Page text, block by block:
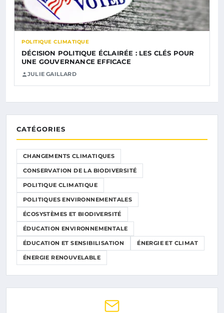
POLITIQUE CLIMATIQUE
DÉCISION POLITIQUE ÉCLAIRÉE : LES CLÉS POUR
UNE GOUVERNANCE EFFICACE
JULIE GAILLARD
CATÉGORIES
CHANGEMENTS CLIMATIQUES
CONSERVATION DE LA BIODIVERSITÉ
POLITIQUE CLIMATIQUE
POLITIQUES ENVIRONNEMENTALES
ÉCOSYSTÈMES ET BIODIVERSITÉ
ÉDUCATION ENVIRONNEMENTALE
ÉDUCATION ET SENSIBILISATION ÉNERGIE ET CLIMAT
ÉNERGIE RENOUVELABLE